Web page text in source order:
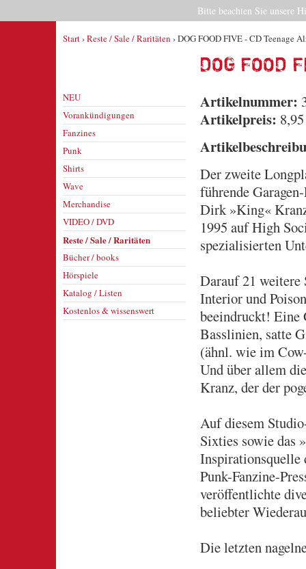
Start›Reste / Sale / Raritäten › DOG FOOD FIVE - CD Teenage
DOG
NEU
Vorankündigungen
Fanzines
Punk
Shirts
Wave
Merchandise
VIDEO / DVD
Reste / Sale / Raritäten
Bücher / books
Hörspiele
Katalog / Listen
Kostenlos & wissenswert
Artikelnummer:
Artikelpreis:
Der zweite
führende
Dirk »King«
1995 auf High
spezialisierten
Darauf 21
Interior und
beeindruckt! Eine
Basslinien, satte
(ähnl. wie im
Und über allem
Kranz, der der
Auf diesem
Sixties sowie das
Inspirationsquelle
Punk-Fanzine-
veröffentlichte
beliebter
Die letzten
Bitte beachten Sie unsere